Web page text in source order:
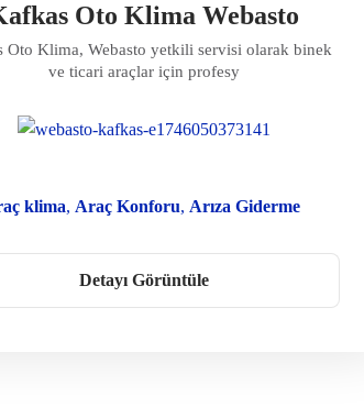
Oto Klima Webasto
Oto Klima, Webasto yetkili servisi olarak binek
ve ticari araçlar için profesy
klima Araç Konforu Arıza Giderme
Orijinal Yedek Parça Oto Isıtma
Detayı Görüntüle